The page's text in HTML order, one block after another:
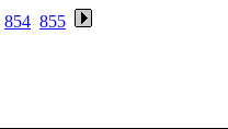
854 855